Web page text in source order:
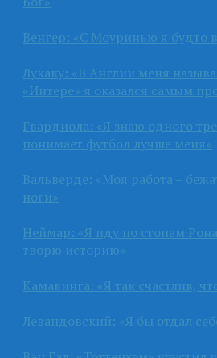
Венгер: «С Моуринью я будто
Лукаку: «В Англии меня
«Интере» я оказался самым
Гвардиола: «Я знаю одного
понимает футбол лучше меня»
Вальверде: «Моя работа –
ноги»
Неймар: «Я иду по стопам
творю историю»
Камавинга: «Я так счастлив,
Левандовский: «Я бы отдал